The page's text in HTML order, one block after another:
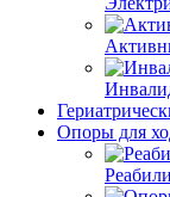
Опоры для